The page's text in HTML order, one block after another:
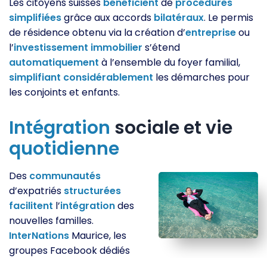
simplifiéesgrâce aux accords bilatéraux. Le permis
de résidence obtenu via la création d’entrepriseou
l’investissement immobilier s’étend
automatiquement à l’ensemble du foyer familial,
simplifiant considérablement les démarches pour
les conjoints et enfants.
Intégration sociale et vie
quotidienne
Des communautés
d’expatriés structurées
facilitent l’intégrationdes
nouvelles familles.
InterNations Maurice, les
groupes Facebook dédiés